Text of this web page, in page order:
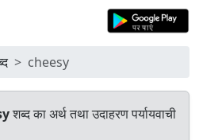
cheesy
शब्द का अर्थ तथा उदाहरण पर्यायवाची